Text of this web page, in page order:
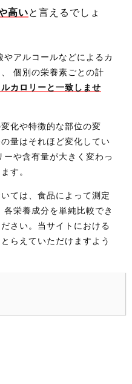
高いと言えるでしょ
アルコールなどによるカ
個別の栄養素ごとの計
カロリーと一致しませ
化や特徴的な部位の変
量はそれほど変化してい
や含有量が大きく変わっ
す。
ては、食品によって測定
栄養成分を単純比較でき
さい。当サイトにおける
らえていただけますよう